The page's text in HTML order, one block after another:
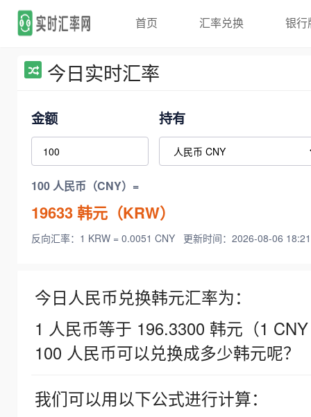
首页 汇率兑换 银行
今日实时汇率
金额 持有
100 人民币（CNY）=
19633韩元（KRW）
反向汇率：1 KRW = 0.0051 CNY 更新时间：2026-08-06
今日人民币兑换韩元汇率为：
1 人民币等于 196.3300 韩元（1
100 人民币可以兑换成多少韩元呢？
我们可以用以下公式进行计算：